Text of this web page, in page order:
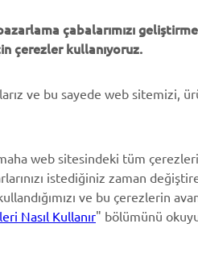
Yamaha Motor Global
Mobil Uygulamalar
çabalarımızı
çerezler kullanıyoruz.
ve bu sayede web sitemizi,
web sitesindeki tüm
istediğiniz zaman
ve bu çerezlerin
Nasıl Kullanır" bölümünü